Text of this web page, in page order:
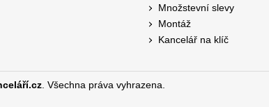
Množstevní slevy
Montáž
Kancelář na klíč
. Všechna práva vyhrazena.